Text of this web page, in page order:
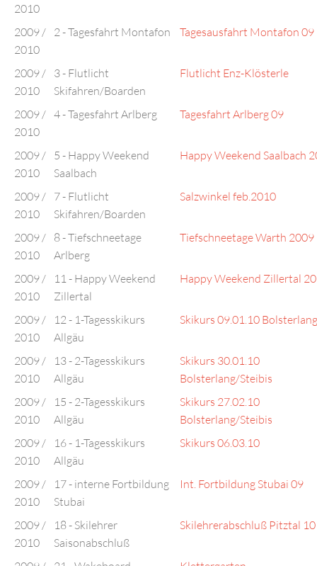
2010
2009 /
2010
2 - Tagesfahrt Montafon Tagesausfahrt Montafon 09
2009 /
2010
3 - Flutlicht
Skifahren/Boarden
Flutlicht Enz-Klösterle
2009 /
2010
4 - Tagesfahrt Arlberg Tagesfahrt Arlberg 09
2009 /
2010
5 - Happy Weekend
Saalbach
Happy Weekend Saalbach
2009 /
2010
7 - Flutlicht
Skifahren/Boarden
Salzwinkel feb.2010
2009 /
2010
8 - Tiefschneetage
Arlberg
Tiefschneetage Warth 2009
2009 /
2010
11 - Happy Weekend
Zillertal
Happy Weekend Zillertal
2009 /
2010
12 - 1-Tagesskikurs
Allgäu
Skikurs 09.01.10 Bolsterlang
2009 /
2010
13 - 2-Tagesskikurs
Allgäu
Skikurs 30.01.10
Bolsterlang/Steibis
2009 /
2010
15 - 2-Tagesskikurs
Allgäu
Skikurs 27.02.10
Bolsterlang/Steibis
2009 /
2010
16 - 1-Tagesskikurs
Allgäu
Skikurs 06.03.10
2009 /
2010
17 - interne Fortbildung
Stubai
Int. Fortbildung Stubai 09
2009 /
2010
18 - Skilehrer
Saisonabschluß
Skilehrerabschluß Pitztal 10